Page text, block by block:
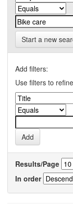
Start a new
Add filters:
Use filters to
Results/Page
In order